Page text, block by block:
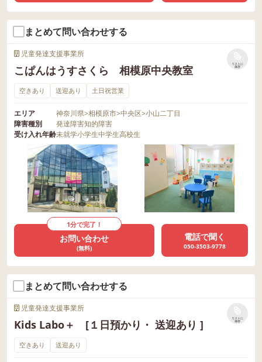
まとめて問い合わせする
児童発達支援事業所
こぱんはうすさくら 相模原中央教室
リストに
保存
空きあり 送迎あり 土日祝営業
エリア 神奈川県>相模原市>中央区>小山二丁目
障害種別
発達障害知的障害
受け入れ年齢未就学小学生中学生高校生
1分で完了！
お問い合わせ
(無料)
電話で聞く
050-3503-9778
まとめて問い合わせする
児童発達支援事業所
Kids Labo＋ [１日預かり・ 送迎あり ]
リストに
保存
空きあり 送迎あり